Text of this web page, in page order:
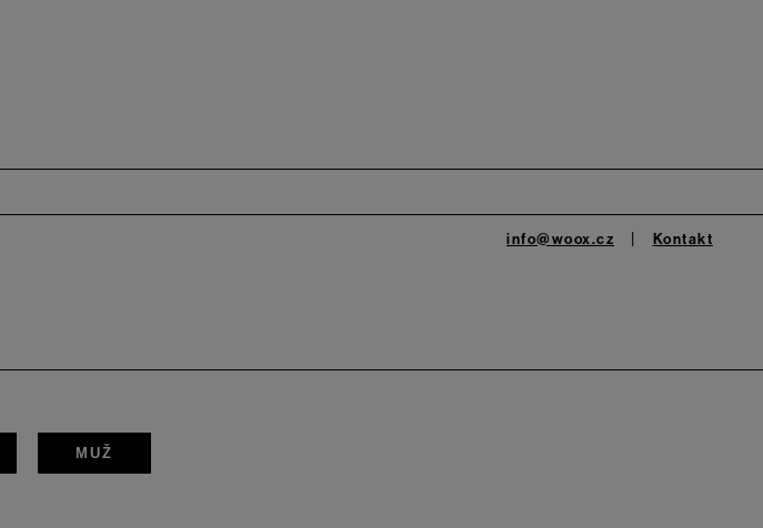
info@woox.cz Kontakt
MUŽ